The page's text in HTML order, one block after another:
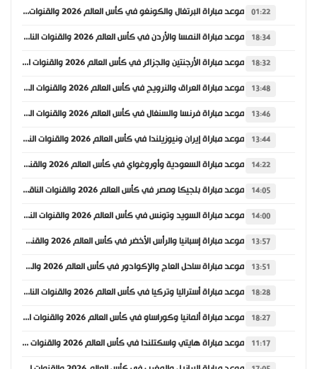
01:22 موعد مباراة البرتغال والكونغو في كأس العالم 2026 والقنوات الناقلة
18:34 موعد مباراة النمسا والأردن في كأس العالم 2026 والقنوات الناقلة
18:32 موعد مباراة الأرجنتين والجزائر في كأس العالم 2026 والقنوات الناقلة
13:48 موعد مباراة العراق والنرويج في كأس العالم 2026 والقنوات الناقلة
13:46 موعد مباراة فرنسا والسنغال في كأس العالم 2026 والقنوات الناقلة
13:44 موعد مباراة إيران ونيوزيلندا في كأس العالم 2026 والقنوات الناقلة
14:22 موعد مباراة السعودية وأوروغواي في كأس العالم 2026 والقنوات الناقلة
14:05 موعد مباراة بلجيكا ومصر في كأس العالم 2026 والقنوات الناقلة
14:00 موعد مباراة السويد وتونس في كأس العالم 2026 والقنوات الناقلة
13:57 موعد مباراة إسبانيا والرأس الأخضر في كأس العالم 2026 والقنوات الناقلة
13:51 موعد مباراة ساحل العاج والإكوادور في كأس العالم 2026 والقنوات الناقلة
18:28 موعد مباراة أستراليا وتركيا في كأس العالم 2026 والقنوات الناقلة
18:27 موعد مباراة ألمانيا وكوراساو في كأس العالم 2026 والقنوات الناقلة
11:17 موعد مباراة هايتي واسكتلندا في كأس العالم 2026 والقنوات الناقلة